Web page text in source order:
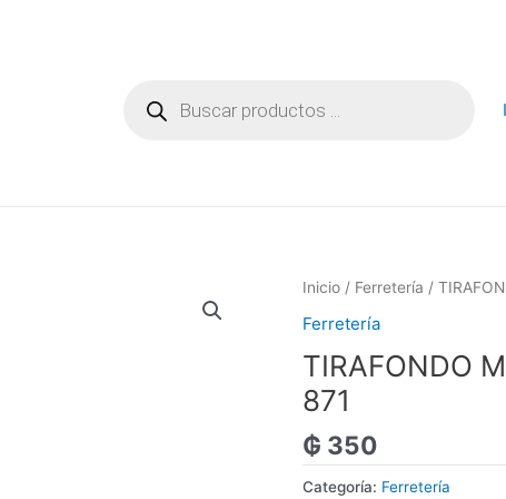
productos
Inicio / Ferretería /
Ferretería
TIRAFONDO
871
₲ 350
Categoría: Ferretería